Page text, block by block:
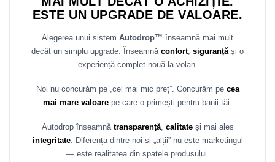
ESTE UN UPGRADE DE VALOARE.
Alegerea unui sistem Autodrop™ înseamnă mai mult
decât un simplu upgrade. Înseamnă confort, siguranțăși o
experiență complet nouă la volan.
Noi nu concurăm pe „cel mai mic preț”. Concurăm pe cea
mai mare valoare pe care o primești pentru banii tăi.
Autodrop înseamnă transparență, calitateși mai ales
integritate. Diferența dintre noi și „alții” nu este marketingul
— este realitatea din spatele produsului.